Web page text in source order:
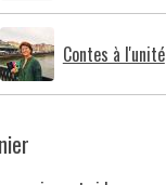
Contes à l'unité